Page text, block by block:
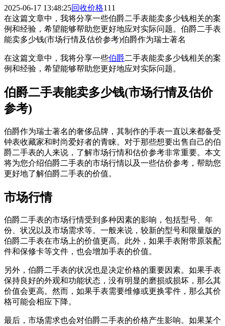
2025-06-17 13:48:25回收价格111
在这篇文章中，我将分享一些伯爵二手表能卖多少钱相关的案
例和经验，希望能够帮助您更好地应对实际问题。伯爵二手表
能卖多少钱(市场行情及估价参考)伯爵作为瑞士著名
在这篇文章中，我将分享一些伯爵二手表能卖多少钱相关的案
例和经验，希望能够帮助您更好地应对实际问题。
伯爵二手表能卖多少钱(市场行情及估价
参考)
伯爵作为瑞士著名的奢侈品牌，其制作的手表一直以来都备受
钟表收藏家和时尚爱好者的青睐。对于那些想要出售自己的伯
爵二手表的人来说，了解市场行情和估价参考非常重要。本文
将为您介绍伯爵二手表的市场行情以及一些估价参考，帮助您
更好地了解伯爵二手表的价值。
市场行情
伯爵二手表的市场行情受到多种因素的影响，包括型号、年
份、状况以及市场需求等。一般来说，较新的型号和限量版的
伯爵二手表在市场上的价值更高。此外，如果手表附带原装配
件和保修卡等文件，也会增加手表的价值。
另外，伯爵二手表的状况也是决定价格的重要因素。如果手表
保持良好的外观和功能状态，没有明显的磨损或损坏，那么其
价值会更高。然而，如果手表需要维修或更换零件，那么其价
格可能会相应下降。
最后，市场需求也会对伯爵二手表的价格产生影响。如果某个